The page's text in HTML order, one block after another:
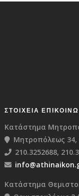
ΣΤΟΙΧΕΊΑ
Κατάστημα
Μητροπόλεως 34,
210.3252688,
Κατάστημα